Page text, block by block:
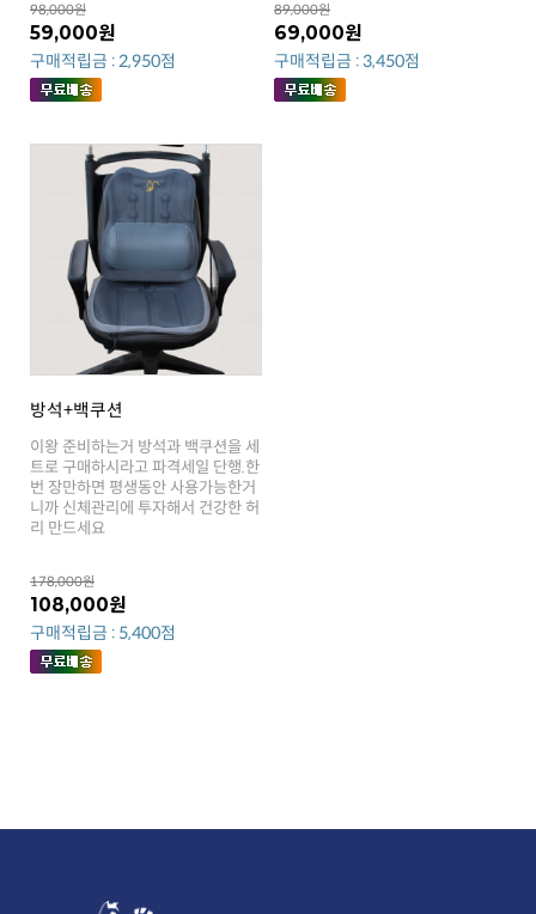
98,000원
59,000원
구매적립금 : 2,950점
89,000원
69,000원
구매적립금 : 3,450점
방석+백쿠션
리 만드세요
178,000원
108,000원
구매적립금 : 5,400점